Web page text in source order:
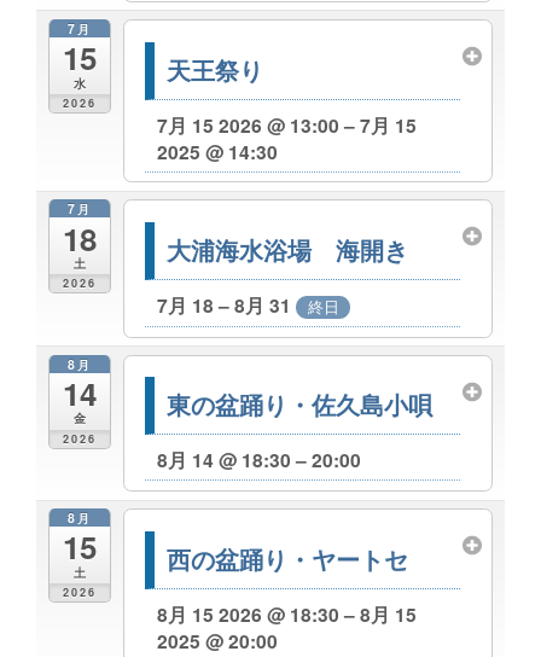
7月
15
水
2026
天王祭り
7月 15 2026 @ 13:00 – 7月 15
2025 @ 14:30
7月
18
土
2026
大浦海水浴場 海開き
7月 18 – 8月 31 終日
8月
14
金
2026
東の盆踊り・佐久島小唄
8月 14 @ 18:30 – 20:00
8月
15
土
2026
西の盆踊り・ヤートセ
8月 15 2026 @ 18:30 – 8月 15
2025 @ 20:00